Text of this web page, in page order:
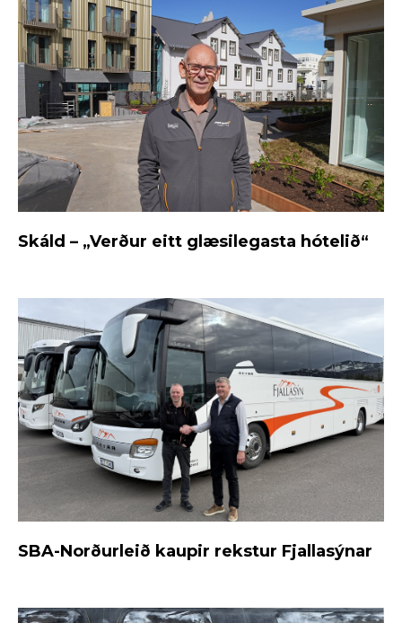
Skáld – „Verður eitt glæsilegasta hótelið“
SBA-Norðurleið kaupir rekstur Fjallasýnar